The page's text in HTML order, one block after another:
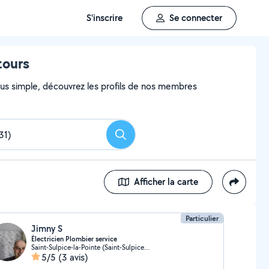
S'inscrire Se connecter
simple, découvrez les profils de nos membres
Rechercher
Afficher la carte
Particulier
Jimny S
Électricien Plombier service
Saint-Sulpice-la-Pointe (Saint-Sulpice-la-Pointe)
5/5 (3 avis)